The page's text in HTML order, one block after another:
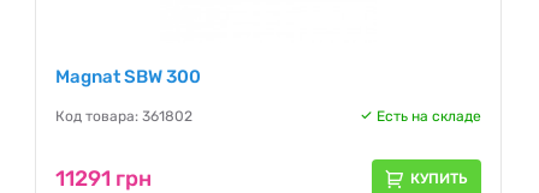
Magnat SBW 300
Код товара: 361802 Есть на складе
11291 грн КУПИТЬ